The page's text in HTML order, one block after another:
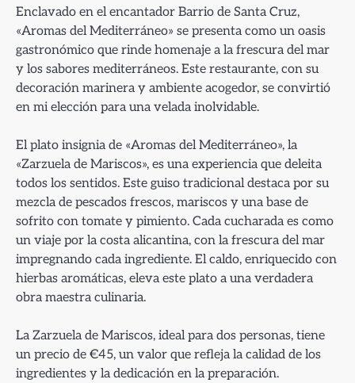
Enclavado en el encantador Barrio de Santa Cruz,
«Aromas del Mediterráneo» se presenta como un oasis
gastronómico que rinde homenaje a la frescura del mar
y los sabores mediterráneos. Este restaurante, con su
decoración marinera y ambiente acogedor, se convirtió
en mi elección para una velada inolvidable.
El plato insignia de «Aromas del Mediterráneo», la
«Zarzuela de Mariscos», es una experiencia que deleita
todos los sentidos. Este guiso tradicional destaca por su
mezcla de pescados frescos, mariscos y una base de
sofrito con tomate y pimiento. Cada cucharada es como
un viaje por la costa alicantina, con la frescura del mar
impregnando cada ingrediente. El caldo, enriquecido con
hierbas aromáticas, eleva este plato a una verdadera
obra maestra culinaria.
La Zarzuela de Mariscos, ideal para dos personas, tiene
un precio de €45, un valor que refleja la calidad de los
ingredientes y la dedicación en la preparación.